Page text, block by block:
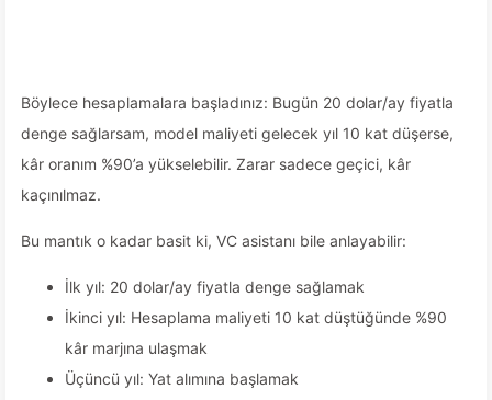
Böylece hesaplamalara başladınız: Bugün 20 dolar/ay fiyatla
denge sağlarsam, model maliyeti gelecek yıl 10 kat düşerse,
kâr oranım %90’a yükselebilir. Zarar sadece geçici, kâr
kaçınılmaz.
Bu mantık o kadar basit ki, VC asistanı bile anlayabilir:
İlk yıl: 20 dolar/ay fiyatla denge sağlamak
İkinci yıl: Hesaplama maliyeti 10 kat düştüğünde %90
kâr marjına ulaşmak
Üçüncü yıl: Yat alımına başlamak